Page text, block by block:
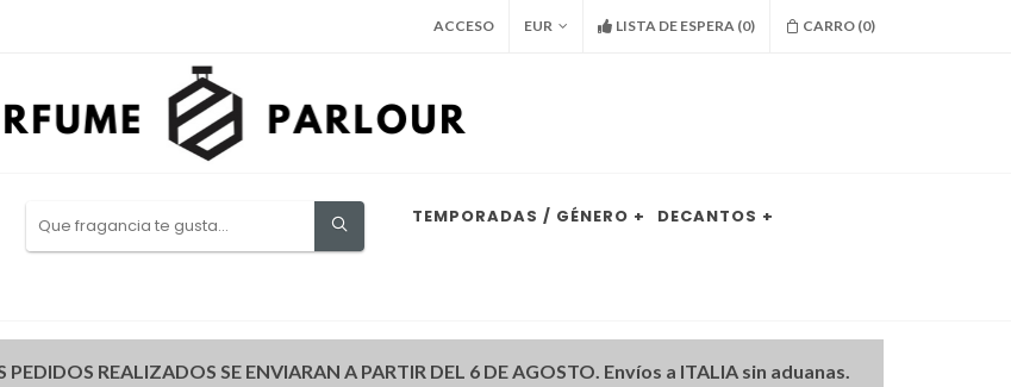
ACCESO EUR LISTA DE ESPERA (0) CARRO (0)
TEMPORADAS / GÉNERO + DECANTOS +
REALIZADOS SE ENVIARAN A PARTIR DEL 6 DE AGOSTO. Envíos a ITALIA sin aduanas.